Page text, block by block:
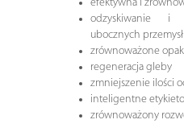
efektywna i
odzyskiwanie i
ubocznych
zrównoważone
regeneracja gleby
zmniejszenie ilości
inteligentne
zrównoważony